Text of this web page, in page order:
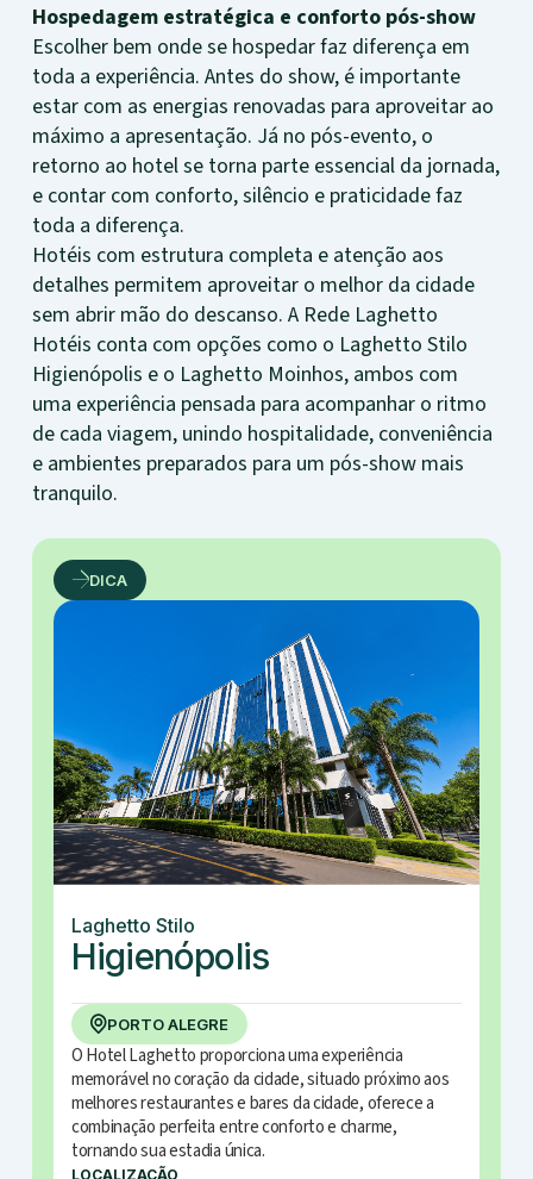
Hospedagem estratégica e conforto pós-show
Escolher bem onde se hospedar faz diferença em
toda a experiência. Antes do show, é importante
estar com as energias renovadas para aproveitar ao
máximo a apresentação. Já no pós-evento, o
retorno ao hotel se torna parte essencial da jornada,
e contar com conforto, silêncio e praticidade faz
toda a diferença.
Hotéis com estrutura completa e atenção aos
detalhes permitem aproveitar o melhor da cidade
sem abrir mão do descanso. A Rede Laghetto
Hotéis conta com opções como o Laghetto Stilo
Higienópolis e o Laghetto Moinhos, ambos com
uma experiência pensada para acompanhar o ritmo
de cada viagem, unindo hospitalidade, conveniência
e ambientes preparados para um pós-show mais
tranquilo.
DICA
Laghetto Stilo
Higienópolis
PORTO ALEGRE
O Hotel Laghetto proporciona uma experiência
memorável no coração da cidade, situado próximo aos
melhores restaurantes e bares da cidade, oferece a
combinação perfeita entre conforto e charme,
tornando sua estadia única.
LOCALIZAÇÃO